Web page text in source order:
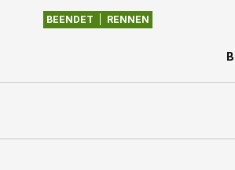
BEENDET RENNEN